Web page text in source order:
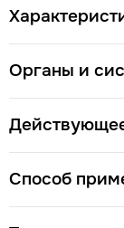
растение
различных
Компания
в удобной
получен
эффективное и
активных
Органы и
Способ